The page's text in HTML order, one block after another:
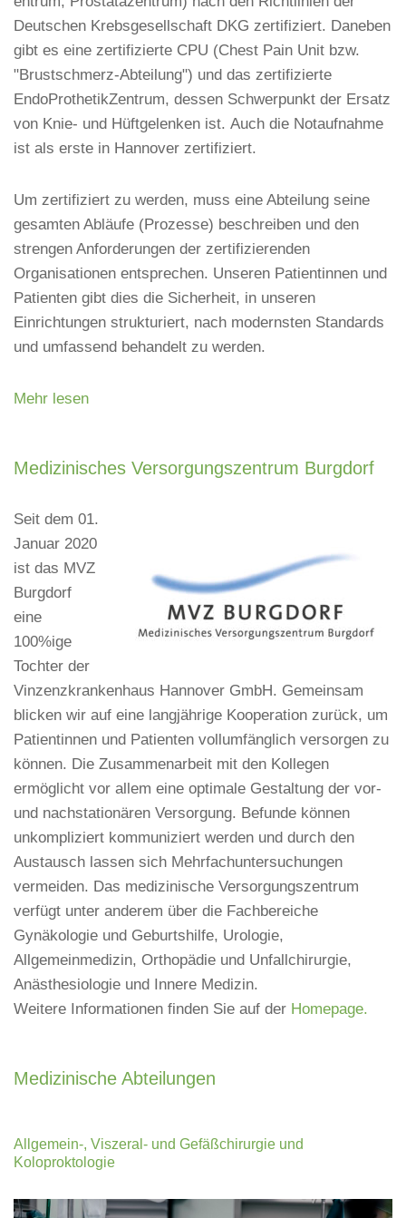
Deutschen Krebsgesellschaft DKG zertifiziert. Daneben
gibt es eine zertifizierte CPU (Chest Pain Unit bzw.
"Brustschmerz-Abteilung") und das zertifizierte
EndoProthetikZentrum, dessen Schwerpunkt der Ersatz
von Knie- und Hüftgelenken ist. Auch die Notaufnahme
ist als erste in Hannover zertifiziert.
Um zertifiziert zu werden, muss eine Abteilung seine
gesamten Abläufe (Prozesse) beschreiben und den
strengen Anforderungen der zertifizierenden
Organisationen entsprechen. Unseren Patientinnen und
Patienten gibt dies die Sicherheit, in unseren
Einrichtungen strukturiert, nach modernsten Standards
und umfassend behandelt zu werden.
Mehr lesen
Medizinisches Versorgungszentrum Burgdorf
Seit dem 01.
Januar 2020
ist das MVZ
Burgdorf
eine
100%ige
Tochter der
Vinzenzkrankenhaus Hannover GmbH. Gemeinsam
blicken wir auf eine langjährige Kooperation zurück, um
Patientinnen und Patienten vollumfänglich versorgen zu
können. Die Zusammenarbeit mit den Kollegen
ermöglicht vor allem eine optimale Gestaltung der vor-
und nachstationären Versorgung. Befunde können
unkompliziert kommuniziert werden und durch den
Austausch lassen sich Mehrfachuntersuchungen
vermeiden. Das medizinische Versorgungszentrum
verfügt unter anderem über die Fachbereiche
Gynäkologie und Geburtshilfe, Urologie,
Allgemeinmedizin, Orthopädie und Unfallchirurgie,
Anästhesiologie und Innere Medizin.
Weitere Informationen finden Sie auf der Homepage.
Medizinische Abteilungen
Allgemein-, Viszeral- und Gefäßchirurgie und
Koloproktologie